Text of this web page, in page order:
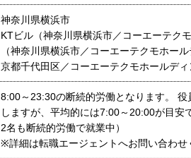
神奈川県横浜市
KTビル（神奈川県横浜市／コーエーテク
（神奈川県横浜市／コーエーテクモホー
京都千代田区／コーエーテクモホールディ
8:00～23:30の断続的労働となります。
しますが、平均的には7:00～20:00が目安
2名も断続的労働で就業中）
※詳細は転職エージェントへお問い合わせ